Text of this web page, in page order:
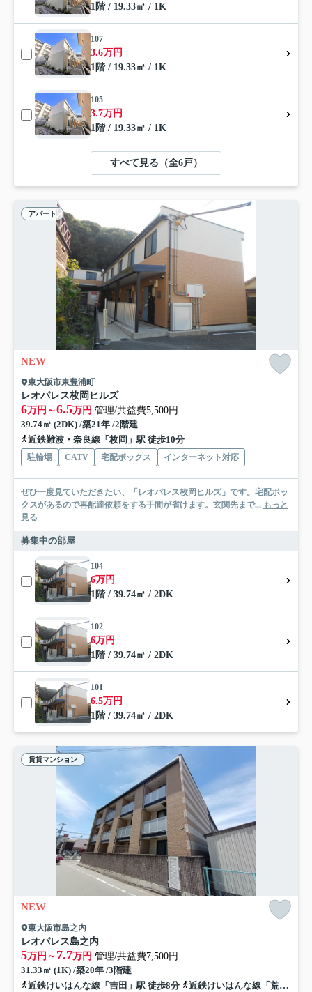
1階 / 19.33㎡ / 1K
107
3.6万円
1階 / 19.33㎡ / 1K
105
3.7万円
1階 / 19.33㎡ / 1K
すべて見る（全6戸）
アパート
NEW
東大阪市東豊浦町
レオパレス枚岡ヒルズ
6万円～6.5万円 管理/共益費5,500円
39.74㎡ (2DK) /築21年 /2階建
近鉄難波・奈良線「枚岡」駅 徒歩10分
駐輪場 CATV 宅配ボックス インターネット対応
ぜひ一度見ていただきたい、「レオパレス枚岡ヒルズ」です。宅配ボッ
クスがあるので再配達依頼をする手間が省けます。玄関先まで... もっと
見る
募集中の部屋
104
6万円
1階 / 39.74㎡ / 2DK
102
6万円
1階 / 39.74㎡ / 2DK
101
6.5万円
1階 / 39.74㎡ / 2DK
賃貸マンション
NEW
東大阪市島之内
レオパレス島之内
5万円～ 7.7万円 管理/共益費7,500円
31.33㎡ (1K) /築20年 /3階建
近鉄けいはんな線「吉田」駅 徒歩8分
近鉄けいはんな線「荒本」駅 徒歩20分